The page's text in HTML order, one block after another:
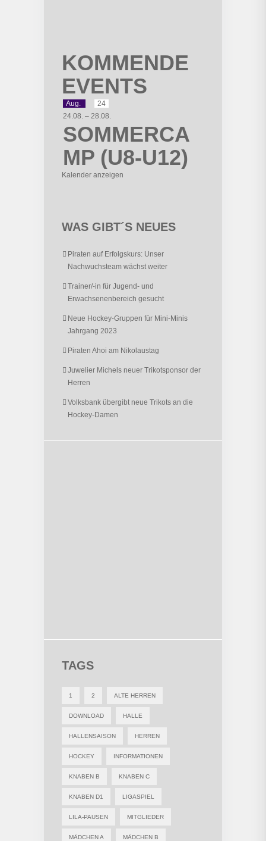
KOMMENDE
EVENTS
Aug.
24
24.08. –28.08.
SOMMERCA
MP (U8-U12)
Kalender anzeigen
WAS GIBT´S NEUES
Piraten auf Erfolgskurs: Unser
Nachwuchsteam wächst weiter
Trainer/-in für Jugend- und
Erwachsenenbereich gesucht
Neue Hockey-Gruppen für Mini-Minis
Jahrgang 2023
Piraten Ahoi am Nikolaustag
Juwelier Michels neuer Trikotsponsor der
Herren
Volksbank übergibt neue Trikots an die
Hockey-Damen
TAGS
1 2 ALTE HERREN
DOWNLOAD HALLE
HALLENSAISON HERREN
HOCKEY INFORMATIONEN
KNABEN B KNABEN C
KNABEN D1 LIGASPIEL
LILA-PAUSEN MITGLIEDER
MÄDCHEN A MÄDCHEN B